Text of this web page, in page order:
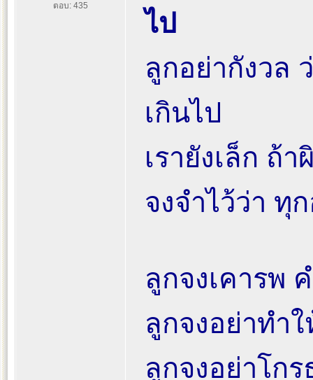
ตอบ: 435
ไป
ลูกอย่ากังวล
เกินไป
เรายังเล็ก ถ้
จงจำไว้ว่า ทุ
ลูกจงเคารพ
ลูกจงอย่าทำ
ลูกจงอย่าโกร